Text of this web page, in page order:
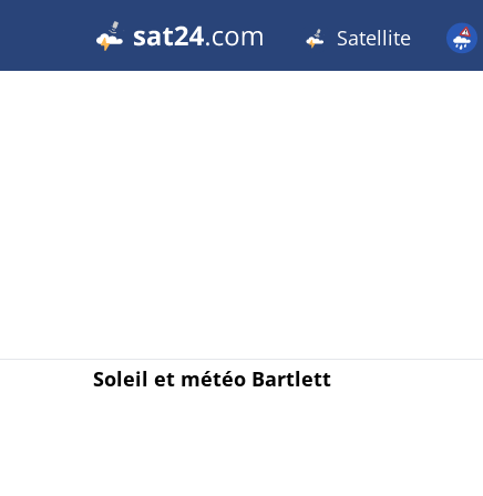
Satellite
Soleil et météo Bartlett